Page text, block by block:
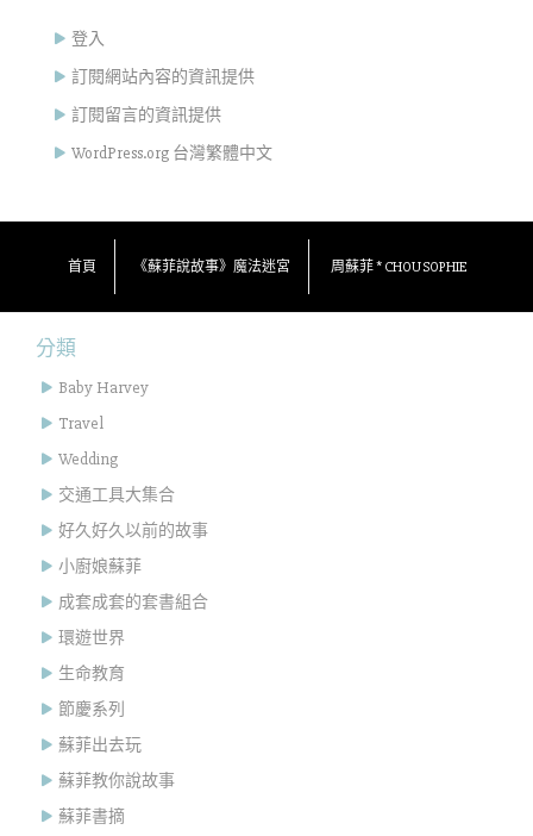
登入
訂閱網站內容的資訊提供
訂閱留言的資訊提供
WordPress.org 台灣繁體中文
首頁 《蘇菲說故事》魔法迷宮 周蘇菲 * CHOU SOPHIE
分類
Baby Harvey
Travel
Wedding
交通工具大集合
好久好久以前的故事
小廚娘蘇菲
成套成套的套書組合
環遊世界
生命教育
節慶系列
蘇菲出去玩
蘇菲教你說故事
蘇菲書摘